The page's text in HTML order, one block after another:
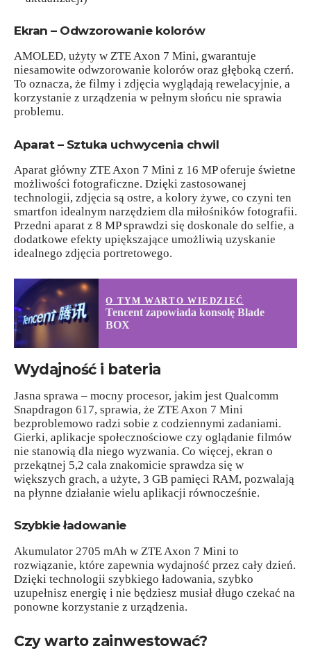
Ekran – Odwzorowanie kolorów
AMOLED, użyty w ZTE Axon 7 Mini, gwarantuje
niesamowite odwzorowanie kolorów oraz głęboką czerń.
To oznacza, że filmy i zdjęcia wyglądają rewelacyjnie, a
korzystanie z urządzenia w pełnym słońcu nie sprawia
problemu.
Aparat – Sztuka uchwycenia chwil
Aparat główny ZTE Axon 7 Mini z 16 MP oferuje świetne
możliwości fotograficzne. Dzięki zastosowanej
technologii, zdjęcia są ostre, a kolory żywe, co czyni ten
smartfon idealnym narzędziem dla miłośników fotografii.
Przedni aparat z 8 MP sprawdzi się doskonale do selfie, a
dodatkowe efekty upiększające umożliwią uzyskanie
idealnego zdjęcia portretowego.
O TYM WARTO WIEDZIEĆ
Tencent zapowiada konsolę Blade
BOX
Wydajność i bateria
Jasna sprawa – mocny procesor, jakim jest Qualcomm
Snapdragon 617, sprawia, że ZTE Axon 7 Mini
bezproblemowo radzi sobie z codziennymi zadaniami.
Gierki, aplikacje społecznościowe czy oglądanie filmów
nie stanowią dla niego wyzwania. Co więcej, ekran o
przekątnej 5,2 cala znakomicie sprawdza się w
większych grach, a użyte, 3 GB pamięci RAM, pozwalają
na płynne działanie wielu aplikacji równocześnie.
Szybkie ładowanie
Akumulator 2705 mAh w ZTE Axon 7 Mini to
rozwiązanie, które zapewnia wydajność przez cały dzień.
Dzięki technologii szybkiego ładowania, szybko
uzupełnisz energię i nie będziesz musiał długo czekać na
ponowne korzystanie z urządzenia.
Czy warto zainwestować?